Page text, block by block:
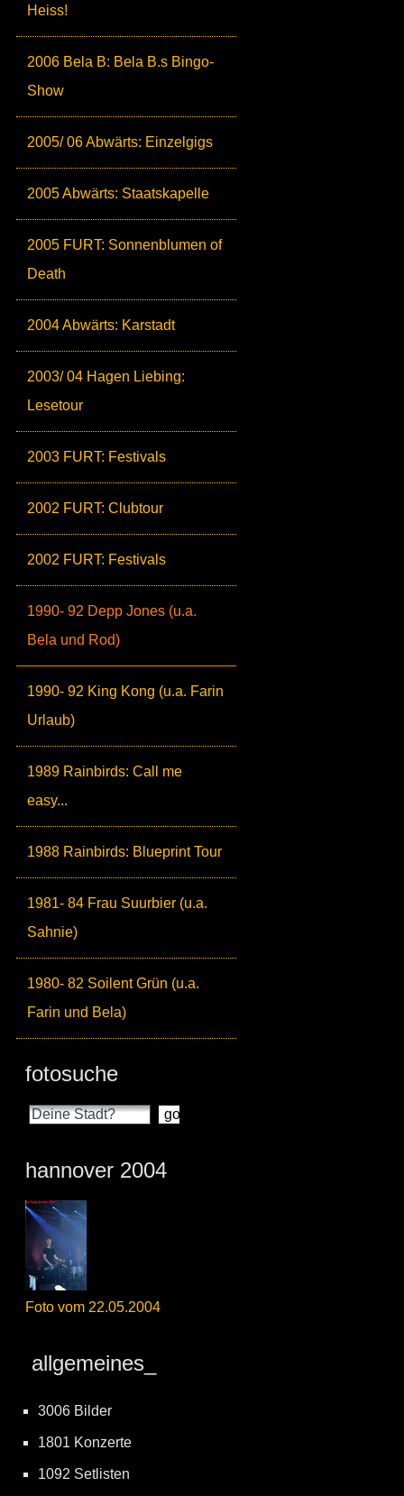
Heiss!
2006 Bela B: Bela B.s Bingo-
Show
2005/ 06 Abwärts: Einzelgigs
2005 Abwärts: Staatskapelle
2005 FURT: Sonnenblumen of
Death
2004 Abwärts: Karstadt
2003/ 04 Hagen Liebing:
Lesetour
2003 FURT: Festivals
2002 FURT: Clubtour
2002 FURT: Festivals
1990- 92 Depp Jones (u.a.
Bela und Rod)
1990- 92 King Kong (u.a. Farin
Urlaub)
1989 Rainbirds: Call me
easy...
1988 Rainbirds: Blueprint Tour
1981- 84 Frau Suurbier (u.a.
Sahnie)
1980- 82 Soilent Grün (u.a.
Farin und Bela)
fotosuche
hannover 2004
Foto vom 22.05.2004
allgemeines_
3006 Bilder
1801 Konzerte
1092 Setlisten